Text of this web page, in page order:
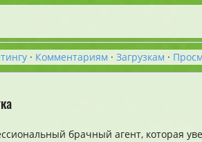
· Комментариям · Загрузкам ·
брачный агент, которая